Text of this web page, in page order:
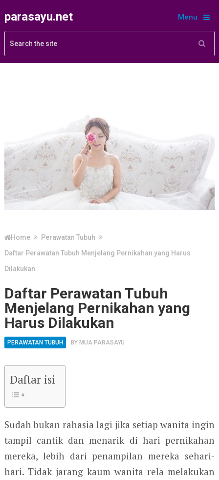
parasayu.net Menu
Home
Perawatan Tubuh
Daftar Perawatan Tubuh Menjelang Pernikahan yang Harus
Dilakukan
Daftar Perawatan Tubuh
Menjelang Pernikahan yang
Harus Dilakukan
PERAWATAN TUBUH BY MUA PARASAYU
Daftar isi
Sudah bukan rahasia lagi jika setiap wanita ingin
tampil cantik dan menarik di hari pernikahan
mereka, lebih dari penampilan mereka sehari-
hari. Tidak jarang kaum wanita rela melakukan